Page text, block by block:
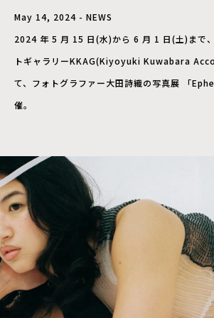
May 14, 2024 - NEWS
2024 年 5 月 15 日(水)から 6 月 1 日(土)まで
トギャラリーKKAG(Kiyoyuki Kuwabara
て、フォトグラファー大田詩織の写真展 「
催。